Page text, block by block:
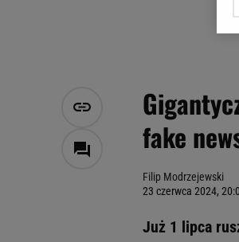
fake
Filip Modrzejewski
23 czerwca 2024,
Już 1 lipca